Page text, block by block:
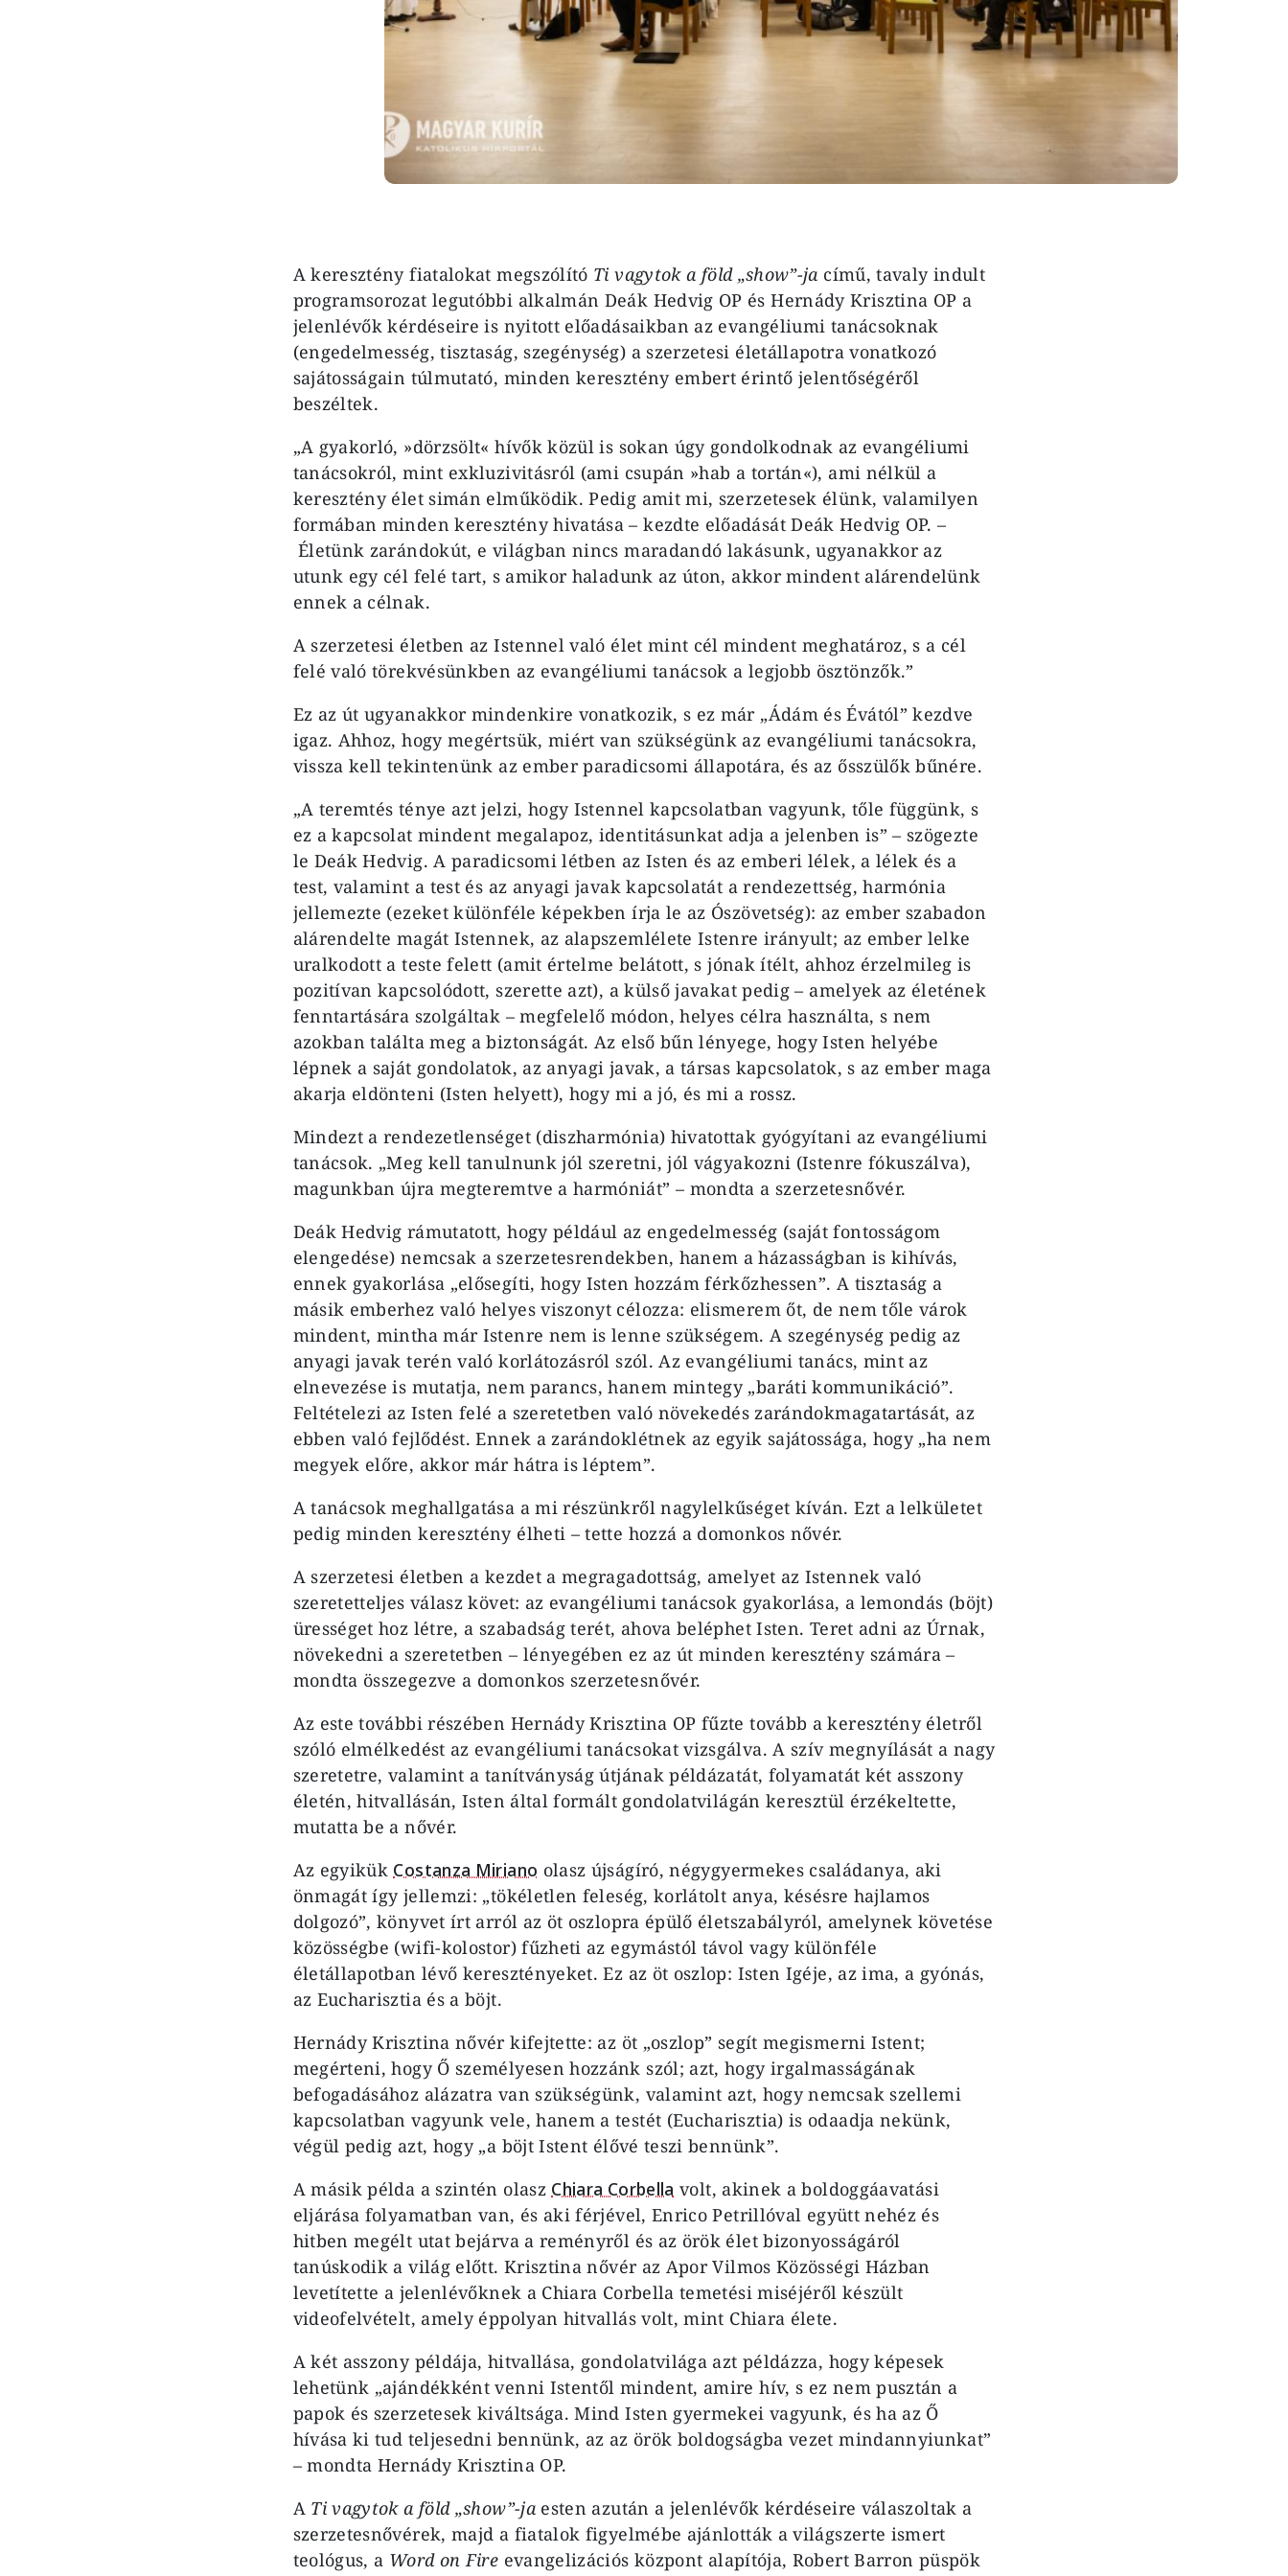
A keresztény fiatalokat megszólító Ti vagytok a föld „show”-ja című, tavaly indult
programsorozat legutóbbi alkalmán Deák Hedvig OP és Hernády Krisztina OP a
jelenlévők kérdéseire is nyitott előadásaikban az evangéliumi tanácsoknak
(engedelmesség, tisztaság, szegénység) a szerzetesi életállapotra vonatkozó
sajátosságain túlmutató, minden keresztény embert érintő jelentőségéről
beszéltek.
„A gyakorló, »dörzsölt« hívők közül is sokan úgy gondolkodnak az evangéliumi
tanácsokról, mint exkluzivitásról (ami csupán »hab a tortán«), ami nélkül a
keresztény élet simán elműködik. Pedig amit mi, szerzetesek élünk, valamilyen
formában minden keresztény hivatása – kezdte előadását Deák Hedvig OP. –
Életünk zarándokút, e világban nincs maradandó lakásunk, ugyanakkor az
utunk egy cél felé tart, s amikor haladunk az úton, akkor mindent alárendelünk
ennek a célnak.
A szerzetesi életben az Istennel való élet mint cél mindent meghatároz, s a cél
felé való törekvésünkben az evangéliumi tanácsok a legjobb ösztönzők.”
Ez az út ugyanakkor mindenkire vonatkozik, s ez már „Ádám és Évától” kezdve
igaz. Ahhoz, hogy megértsük, miért van szükségünk az evangéliumi tanácsokra,
vissza kell tekintenünk az ember paradicsomi állapotára, és az ősszülők bűnére.
„A teremtés ténye azt jelzi, hogy Istennel kapcsolatban vagyunk, tőle függünk, s
ez a kapcsolat mindent megalapoz, identitásunkat adja a jelenben is” – szögezte
le Deák Hedvig. A paradicsomi létben az Isten és az emberi lélek, a lélek és a
test, valamint a test és az anyagi javak kapcsolatát a rendezettség, harmónia
jellemezte (ezeket különféle képekben írja le az Ószövetség): az ember szabadon
alárendelte magát Istennek, az alapszemlélete Istenre irányult; az ember lelke
uralkodott a teste felett (amit értelme belátott, s jónak ítélt, ahhoz érzelmileg is
pozitívan kapcsolódott, szerette azt), a külső javakat pedig – amelyek az életének
fenntartására szolgáltak – megfelelő módon, helyes célra használta, s nem
azokban találta meg a biztonságát. Az első bűn lényege, hogy Isten helyébe
lépnek a saját gondolatok, az anyagi javak, a társas kapcsolatok, s az ember maga
akarja eldönteni (Isten helyett), hogy mi a jó, és mi a rossz.
Mindezt a rendezetlenséget (diszharmónia) hivatottak gyógyítani az evangéliumi
tanácsok. „Meg kell tanulnunk jól szeretni, jól vágyakozni (Istenre fókuszálva),
magunkban újra megteremtve a harmóniát” – mondta a szerzetesnővér.
Deák Hedvig rámutatott, hogy például az engedelmesség (saját fontosságom
elengedése) nemcsak a szerzetesrendekben, hanem a házasságban is kihívás,
ennek gyakorlása „elősegíti, hogy Isten hozzám férkőzhessen”. A tisztaság a
másik emberhez való helyes viszonyt célozza: elismerem őt, de nem tőle várok
mindent, mintha már Istenre nem is lenne szükségem. A szegénység pedig az
anyagi javak terén való korlátozásról szól. Az evangéliumi tanács, mint az
elnevezése is mutatja, nem parancs, hanem mintegy „baráti kommunikáció”.
Feltételezi az Isten felé a szeretetben való növekedés zarándokmagatartását, az
ebben való fejlődést. Ennek a zarándoklétnek az egyik sajátossága, hogy „ha nem
megyek előre, akkor már hátra is léptem”.
A tanácsok meghallgatása a mi részünkről nagylelkűséget kíván. Ezt a lelkületet
pedig minden keresztény élheti – tette hozzá a domonkos nővér.
A szerzetesi életben a kezdet a megragadottság, amelyet az Istennek való
szeretetteljes válasz követ: az evangéliumi tanácsok gyakorlása, a lemondás (böjt)
ürességet hoz létre, a szabadság terét, ahova beléphet Isten. Teret adni az Úrnak,
növekedni a szeretetben – lényegében ez az út minden keresztény számára –
mondta összegezve a domonkos szerzetesnővér.
Az este további részében Hernády Krisztina OP fűzte tovább a keresztény életről
szóló elmélkedést az evangéliumi tanácsokat vizsgálva. A szív megnyílását a nagy
szeretetre, valamint a tanítványság útjának példázatát, folyamatát két asszony
életén, hitvallásán, Isten által formált gondolatvilágán keresztül érzékeltette,
mutatta be a nővér.
Az egyikük Costanza Miriano olasz újságíró, négygyermekes családanya, aki
önmagát így jellemzi: „tökéletlen feleség, korlátolt anya, késésre hajlamos
dolgozó”, könyvet írt arról az öt oszlopra épülő életszabályról, amelynek követése
közösségbe (wifi-kolostor) fűzheti az egymástól távol vagy különféle
életállapotban lévő keresztényeket. Ez az öt oszlop: Isten Igéje, az ima, a gyónás,
az Eucharisztia és a böjt.
Hernády Krisztina nővér kifejtette: az öt „oszlop” segít megismerni Istent;
megérteni, hogy Ő személyesen hozzánk szól; azt, hogy irgalmasságának
befogadásához alázatra van szükségünk, valamint azt, hogy nemcsak szellemi
kapcsolatban vagyunk vele, hanem a testét (Eucharisztia) is odaadja nekünk,
végül pedig azt, hogy „a böjt Istent élővé teszi bennünk”.
A másik példa a szintén olasz Chiara Corbella volt, akinek a boldoggáavatási
eljárása folyamatban van, és aki férjével, Enrico Petrillóval együtt nehéz és
hitben megélt utat bejárva a reményről és az örök élet bizonyosságáról
tanúskodik a világ előtt. Krisztina nővér az Apor Vilmos Közösségi Házban
levetítette a jelenlévőknek a Chiara Corbella temetési miséjéről készült
videofelvételt, amely éppolyan hitvallás volt, mint Chiara élete.
A két asszony példája, hitvallása, gondolatvilága azt példázza, hogy képesek
lehetünk „ajándékként venni Istentől mindent, amire hív, s ez nem pusztán a
papok és szerzetesek kiváltsága. Mind Isten gyermekei vagyunk, és ha az Ő
hívása ki tud teljesedni bennünk, az az örök boldogságba vezet mindannyiunkat”
– mondta Hernády Krisztina OP.
A Ti vagytok a föld „show”-jaesten azután a jelenlévők kérdéseire válaszoltak a
szerzetesnővérek, majd a fiatalok figyelmébe ajánlották a világszerte ismert
teológus, a Word on Fire evangelizációs központ alapítója, Robert Barron püspök